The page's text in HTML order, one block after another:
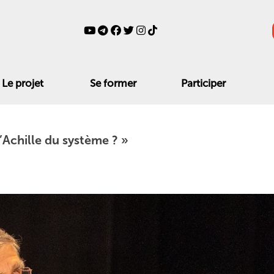
Le projet Se former Participer
du système ? »